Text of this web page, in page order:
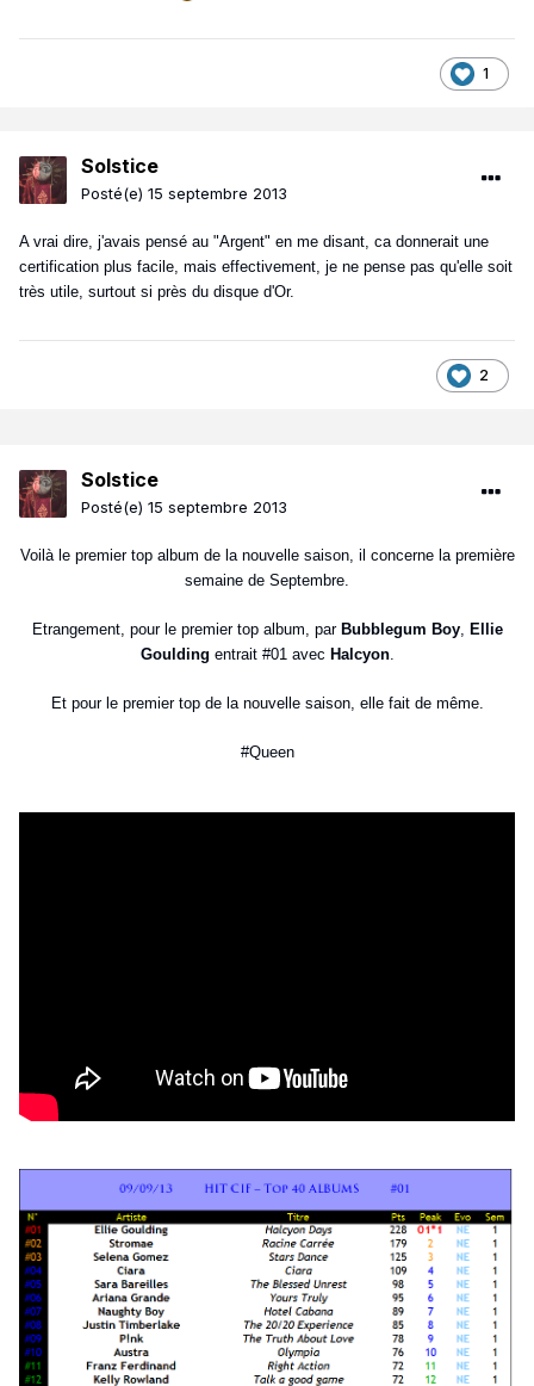
1
Solstice
Posté(e) 15 septembre 2013
A vrai dire, j'avais pensé au "Argent" en me disant, ca donnerait une
certification plus facile, mais effectivement, je ne pense pas qu'elle soit
très utile, surtout si près du disque d'Or.
2
Solstice
Posté(e) 15 septembre 2013
Voilà le premier top album de la nouvelle saison, il concerne la première
semaine de Septembre.
Etrangement, pour le premier top album, par Bubblegum Boy, Ellie
Goulding entrait #01 avec Halcyon.
Et pour le premier top de la nouvelle saison, elle fait de même.
#Queen